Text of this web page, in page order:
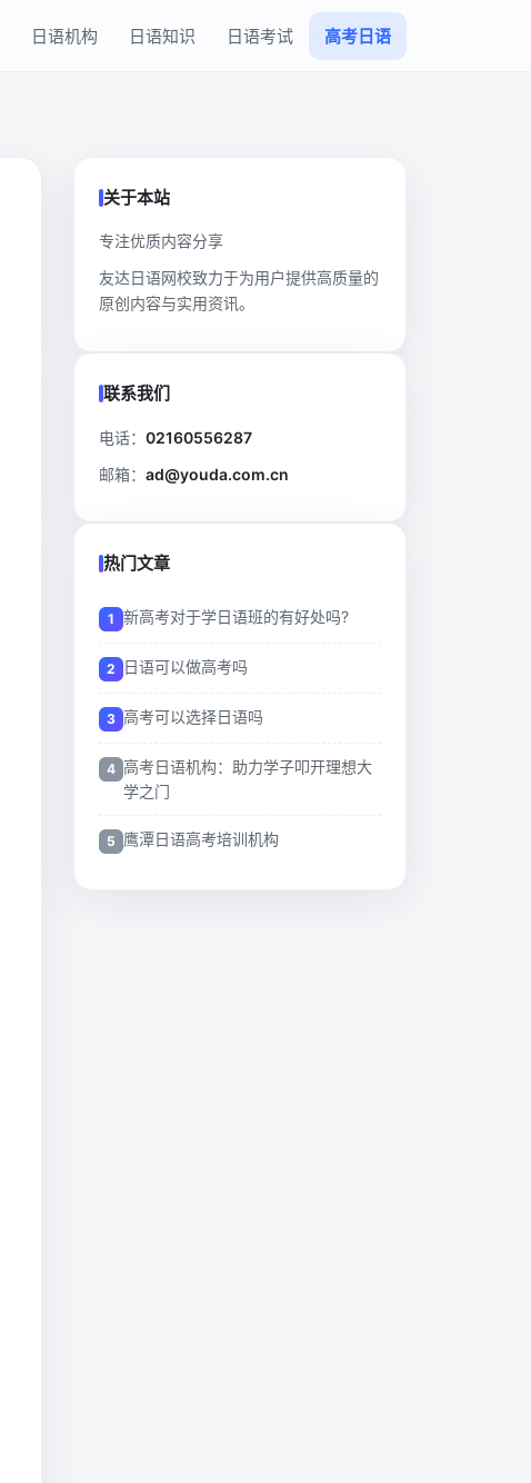
日语机构 日语知识 日语考试 高考日语
关于本站
专注优质内容分享
友达日语网校致力于为用户提供高质量的
原创内容与实用资讯。
联系我们
电话： 02160556287
邮箱： ad@youda.com.cn
热门文章
新高考对于学日语班的有好处吗?
日语可以做高考吗
高考可以选择日语吗
高考日语机构：助力学子叩开理想大
学之门
鹰潭日语高考培训机构